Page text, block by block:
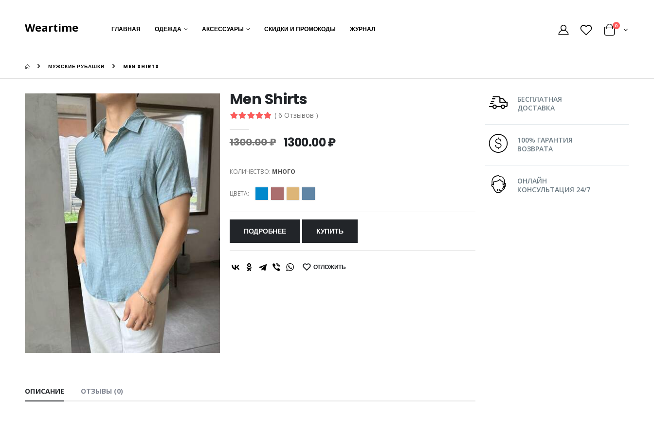
Weartime ГЛАВНАЯ ОДЕЖДА АКСЕССУАРЫ СКИДКИ И ПРОМОКОДЫ ЖУРНАЛ 0
МУЖСКИЕ РУБАШКИ MEN SHIRTS
Men Shirts
( 6 Отзывов )
1300.00 ₽ 1300.00 ₽
КОЛИЧЕСТВО: МНОГО
ЦВЕТА:
ПОДРОБНЕЕ КУПИТЬ
SHARE: ОТЛОЖИТЬ
ОПИСАНИЕ ОТЗЫВЫ (0)
БЕСПЛАТНАЯ
ДОСТАВКА
100% ГАРАНТИЯ
ВОЗВРАТА
ОНЛАЙН
КОНСУЛЬТАЦИЯ 24/7